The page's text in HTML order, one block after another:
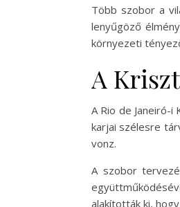
Több szobor a
lenyűgöző
környezeti
A
A Rio de Janeiró-
karjai szélesre
vonz.
A szobor
alakították ki,